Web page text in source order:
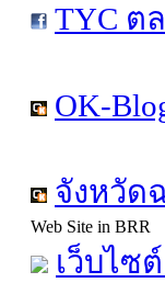
TYC ต
OK-
จังหวัด
Web Site in BRR
เว็บไซ